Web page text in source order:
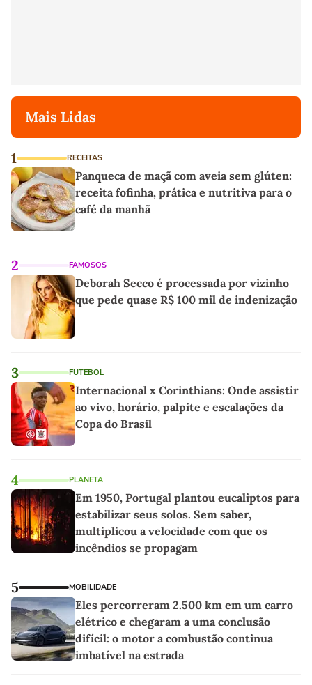
Mais Lidas
1 RECEITAS
Panqueca de maçã com aveia sem glúten:
receita fofinha, prática e nutritiva para o
café da manhã
2 FAMOSOS
Deborah Secco é processada por vizinho
que pede quase R$ 100 mil de indenização
3 FUTEBOL
Internacional x Corinthians: Onde assistir
ao vivo, horário, palpite e escalações da
Copa do Brasil
4 PLANETA
Em 1950, Portugal plantou eucaliptos para
estabilizar seus solos. Sem saber,
multiplicou a velocidade com que os
incêndios se propagam
5 MOBILIDADE
Eles percorreram 2.500 km em um carro
elétrico e chegaram a uma conclusão
difícil: o motor a combustão continua
imbatível na estrada